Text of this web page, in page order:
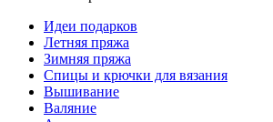
Идеи подарков
Летняя пряжа
Зимняя пряжа
Спицы и крючки для вязания
Вышивание
Валяние